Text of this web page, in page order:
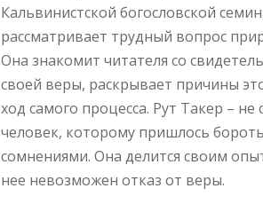
Кальвинистской богословской
рассматривает трудный вопрос
Она знакомит читателя со
своей веры, раскрывает причины
ход самого процесса. Рут Такер –
человек, которому пришлось
сомнениями. Она делится своим
нее невозможен отказ от веры.